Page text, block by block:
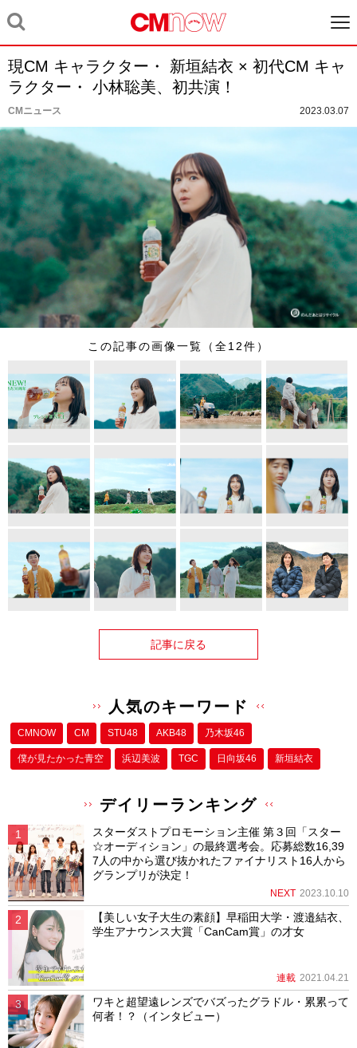
現CM キャラクター・ 新垣結衣 × 初代CM キャ
ラクター・ 小林聡美、初共演！
CMニュース 2023.03.07
この記事の画像一覧（全12件）
記事に戻る
人気のキーワード
CMNOW CM STU48 AKB48 乃木坂46
僕が⾒たかった⻘空 浜辺美波 TGC 日向坂46 新垣結衣
デイリーランキング
スターダストプロモーション主催 第３回「スター
☆オーディション」の最終選考会。応募総数16,39
7人の中から選び抜かれたファイナリスト16人から
グランプリが決定！
NEXT 2023.10.10
【美しい女子大生の素顔】早稲田大学・渡邉結衣、
学生アナウンス大賞「CanCam賞」の才女
連載 2021.04.21
ワキと超望遠レンズでバズったグラドル・累累って
何者！？（インタビュー）